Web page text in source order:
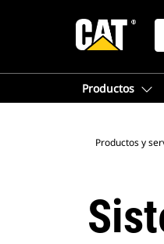
Productos
Productos y